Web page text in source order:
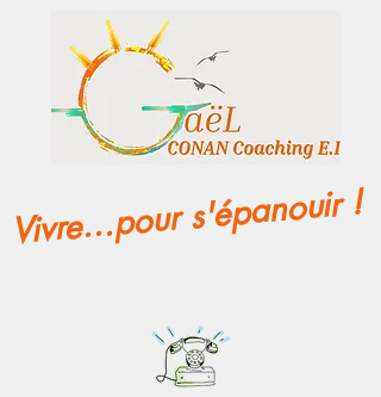
Vivre...pour s'épanouir !